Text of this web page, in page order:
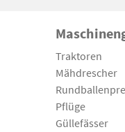
Traktoren
Mähdrescher
Pflüge
Güllefässer